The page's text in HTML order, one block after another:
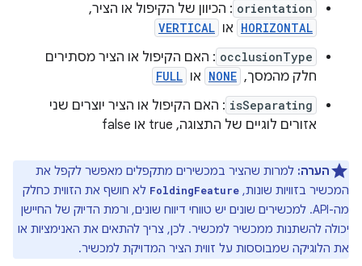
orientation : הכיוון של הקיפול או הציר,
HORIZONTAL או VERTICAL
occlusionType : האם הקיפול או הציר מסתירים
חלק מהמסך, NONE או FULL
isSeparating : האם הקיפול או הציר יוצרים שני
אזורים לוגיים של התצוגה, true או false
הערה: למרות שהציר במכשירים מתקפלים מאפשר לקפל את
המכשיר בזוויות שונות, FoldingFeature לא חושף את הזווית כחלק
מה-API. למכשירים שונים יש טווחי דיווח שונים, ורמת הדיוק של החיישן
יכולה להשתנות ממכשיר למכשיר. לכן, צריך להתאים את האנימציות או
את הלוגיקה שמבוססות על זווית הציר המדויקת למכשיר.